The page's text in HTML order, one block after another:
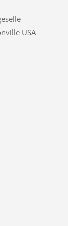
USA